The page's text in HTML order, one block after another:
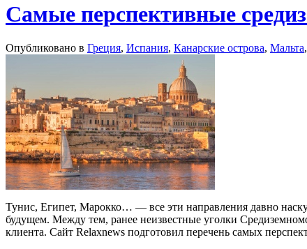
Самые перспективные
Опубликовано в Греция, Испания, Канарские острова, Мальта,
Тунис, Египет, Марокко… — все эти направления давно
будущем. Между тем, ранее неизвестные уголки
клиента. Сайт Relaxnews подготовил перечень самых